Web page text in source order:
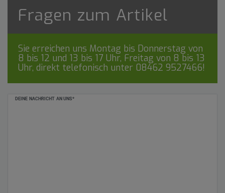
Fragen zum Artikel
Sie erreichen uns Montag bis Donnerstag von
8 bis 12 und 13 bis 17 Uhr, Freitag von 8 bis 13
Uhr, direkt telefonisch unter 08462 9527466!
DEINE NACHRICHT AN UNS*
Ceres::Template.mailFormHoneypotLabel